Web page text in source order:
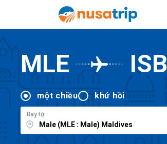
MLE ISB
một chiều khứ hồi
Bay từ